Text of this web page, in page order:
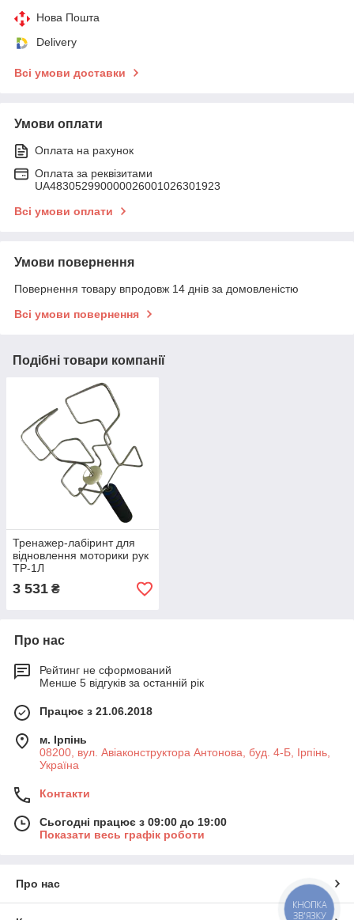
Нова Пошта
Delivery
Всі умови доставки
Умови оплати
Оплата на рахунок
Оплата за реквізитами
UA483052990000026001026301923
Всі умови оплати
Умови повернення
Повернення товару впродовж 14 днів за домовленістю
Всі умови повернення
Подібні товари компанії
Тренажер-лабіринт для
відновлення моторики рук
ТР-1Л
3 531 ₴
Про нас
Рейтинг не сформований
Менше 5 відгуків за останній рік
Працює з 21.06.2018
м. Ірпінь
08200, вул. Авіаконструктора Антонова, буд. 4-Б, Ірпінь,
Україна
Контакти
Сьогодні працює з 09:00 до 19:00
Показати весь графік роботи
Про нас
КНОПКА
ЗВ'ЯЗКУ